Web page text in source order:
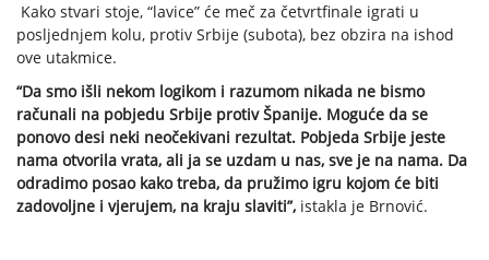
Kako stvari stoje, “lavice” će meč za četvrtfinale igrati u
posljednjem kolu, protiv Srbije (subota), bez obzira na ishod
ove utakmice.
“Da smo išli nekom logikom i razumom nikada ne bismo
računali na pobjedu Srbije protiv Španije. Moguće da se
ponovo desi neki neočekivani rezultat. Pobjeda Srbije jeste
nama otvorila vrata, ali ja se uzdam u nas, sve je na nama. Da
odradimo posao kako treba, da pružimo igru kojom će biti
zadovoljne i vjerujem, na kraju slaviti”, istakla je Brnović.